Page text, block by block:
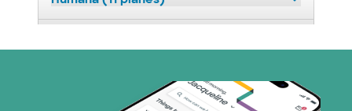
Medicaid (2 planes)